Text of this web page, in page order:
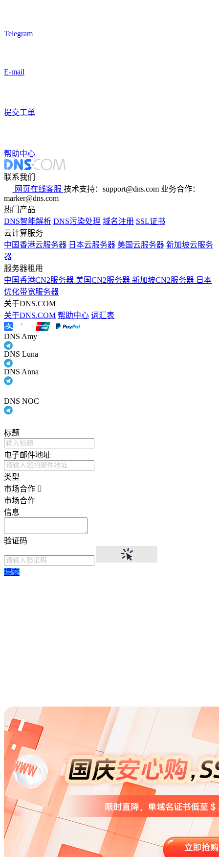
Telegram
E-mail
提交工单
帮助中心
联系我们
网页在线客服 技术支持：support@dns.com 业务合作：
marker@dns.com
热门产品
DNS智能解析 DNS污染处理 域名注册 SSL证书
云计算服务
中国香港云服务器 日本云服务器 美国云服务器 新加坡云服务
器
服务器租用
中国香港CN2服务器 美国CN2服务器 新加坡CN2服务器 日本
优化带宽服务器
关于DNS.COM
关于DNS.COM 帮助中心 词汇表
DNS Amy
DNS Luna
DNS Anna
DNS NOC
标题
电子邮件地址
类型
市场合作
市场合作
信息
验证码
提交